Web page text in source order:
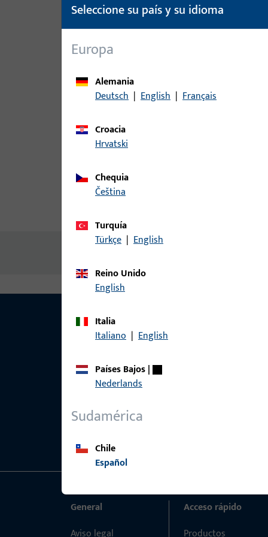
Seleccione su país y su idioma
Europa
Alemania
Deutsch | English | Français
Croacia
Hrvatski
Chequia
čeština
Turquía
Türkçe | English
Reino Unido
English
Italia
Italiano | English
Países Bajos|
Nederlands
Sudamérica
Chile
Español
General
Aviso legal
Acceso rápido
Productos